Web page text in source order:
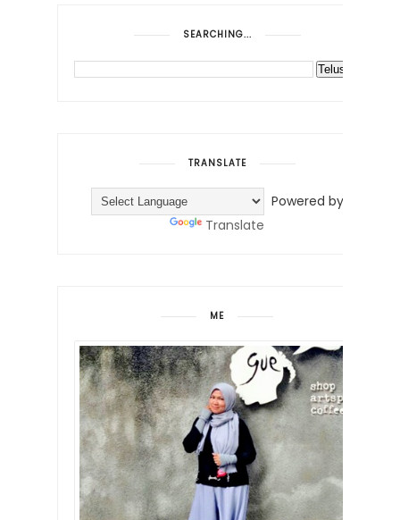
SEARCHING...
TRANSLATE
Powered by
Translate
ME